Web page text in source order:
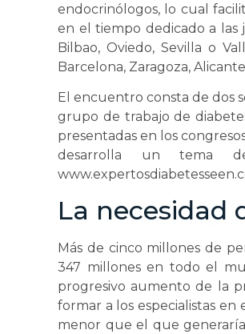
endocrinólogos, lo cual
en el tiempo dedicado a las
Bilbao, Oviedo, Sevilla o
Barcelona, Zaragoza,
El encuentro consta de dos
grupo de trabajo de
presentadas en los
desarrolla un tema
La necesidad
Más de cinco millones de
347 millones en todo el
progresivo aumento de la
formar a los especialistas
menor que el que